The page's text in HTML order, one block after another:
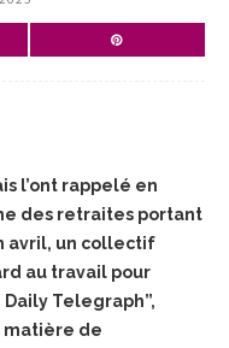
l’ont rappelé en
des retraites portant
avril, un collectif
au travail pour
Telegraph”,
matière de